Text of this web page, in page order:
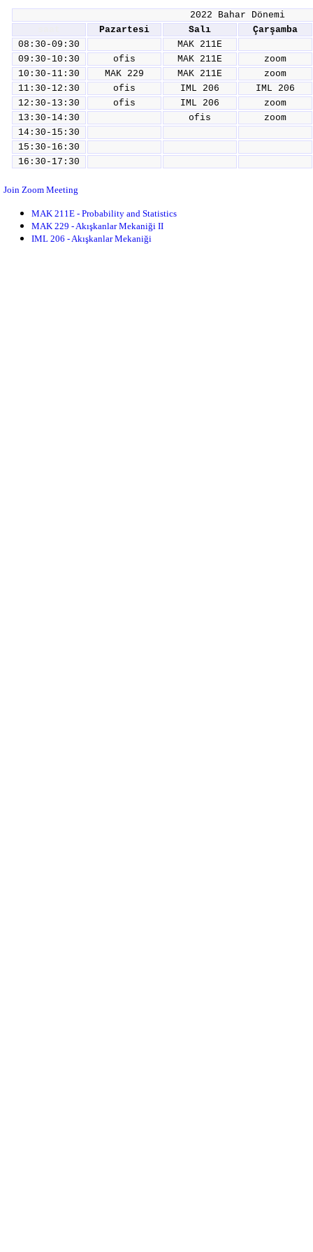
2022 Bahar Dönemi
Pazartesi Salı
Çarşamba
08:30-09:30
MAK 211E
09:30-10:30
ofis MAK 211E
zoom
10:30-11:30
MAK 229 MAK 211E
zoom
11:30-12:30
ofis IML 206
IML 206
12:30-13:30
ofis IML 206
zoom
13:30-14:30
ofis
zoom
14:30-15:30
15:30-16:30
16:30-17:30
Join Zoom Meeting
MAK 211E - Probability and Statistics
MAK 229 - Akışkanlar Mekaniği II
IML 206 - Akışkanlar Mekaniği